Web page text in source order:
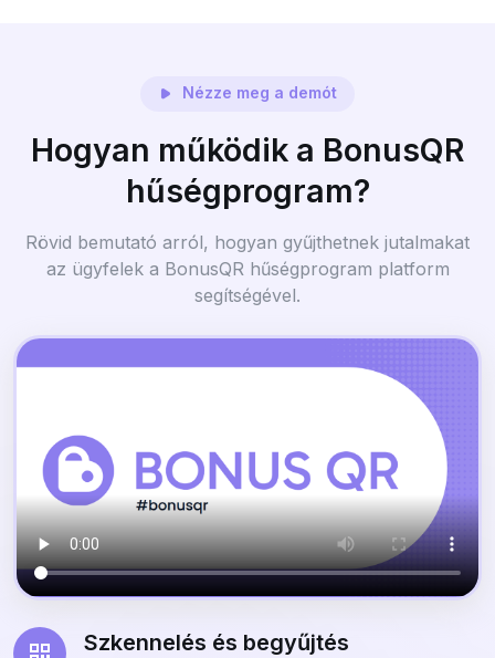
Nézze meg a demót
Hogyan működik a BonusQR
hűségprogram?
Rövid bemutató arról, hogyan gyűjthetnek jutalmakat
az ügyfelek a BonusQR hűségprogram platform
segítségével.
Szkennelés és begyűjtés